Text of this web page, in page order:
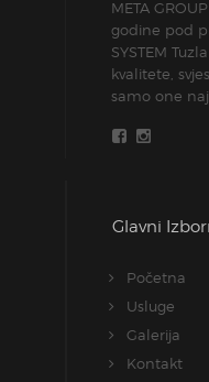
META
godine pod
SYSTEM
kvalitete,
samo one
Glavni
Početna
Usluge
Galerija
Kontakt